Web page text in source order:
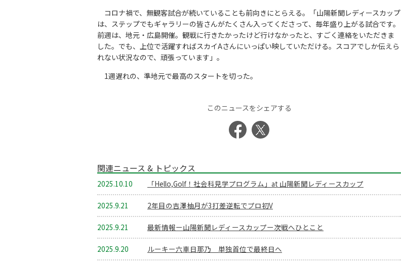
コロナ禍で、無観客試合が続いていることも前向きにとらえる。「山陽新聞レディースカップ
は、ステップでもギャラリーの皆さんがたくさん入ってくださって、毎年盛り上がる試合です。
前週は、地元・広島開催。観戦に行きたかったけど行けなかったと、すごく連絡をいただきま
した。でも、上位で活躍すればスカイAさんにいっぱい映していただける。スコアでしか伝えら
れない状況なので、頑張っています」。
1週遅れの、準地元で最高のスタートを切った。
このニュースをシェアする
関連ニュース & トピックス
2025.10.10 「Hello,Golf！社会科見学プログラム」at 山陽新聞レディースカップ
2025.9.21 2年目の吉澤柚月が3打差逆転でプロ初V
2025.9.21 最新情報ー山陽新聞レディースカップー次戦へひとこと
2025.9.20 ルーキー六車日那乃 単独首位で最終日へ